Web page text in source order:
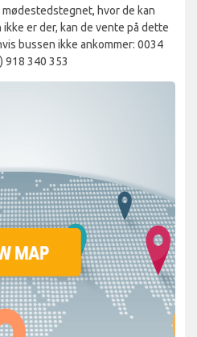
hvor de kan
er der, kan de vente på dette
bussen ikke ankommer: 0034
918 340 353